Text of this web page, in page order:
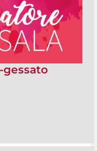
gessato